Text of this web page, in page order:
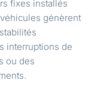
fixes installés
génèrent
interruptions de
ou des